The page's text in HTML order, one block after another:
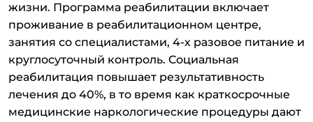
жизни. Программа реабилитации включает
проживание в реабилитационном центре,
занятия со специалистами, 4-х разовое питание и
круглосуточный контроль. Социальная
реабилитация повышает результативность
лечения до 40%, в то время как краткосрочные
медицинские наркологические процедуры дают